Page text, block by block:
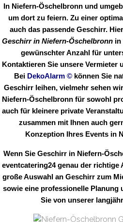
In Niefern-Öschelbronn und
um dort zu feiern. Zu einer
auch das passende Geschirr.
Geschirr in Niefern-Öschelbronn in
gewünschter Anzahl für
Kontaktieren Sie unsere Vermieter
Bei DekoAlarm © können Sie
Geschirr leihen, vielmehr sehen
Niefern-Öschelbronn für sowohl
auch für kleinere private
zusammen mit Ihnen auch
Konzeption Ihres Events in
Wenn Sie Geschirr in Niefern-
eventcatering24 genau der
große Auswahl an Geschirr zum
sowie eine professionelle
Sie von unserer